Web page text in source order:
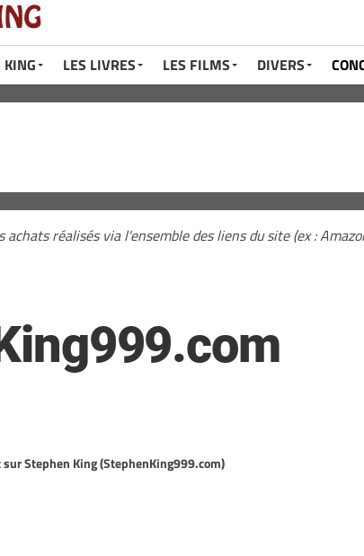
KING LES LIVRES LES FILMS DIVERS
achats réalisés via l'ensemble des liens du site (ex :
Stephen King (StephenKing999.com)